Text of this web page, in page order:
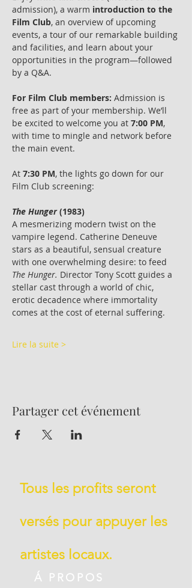
admission), a warm introduction to the
Film Club, an overview of upcoming
events, a tour of our remarkable building
and facilities, and learn about your
opportunities in the program—followed
by a Q&A.
For Film Club members: Admission is
free as part of your membership. We’ll
be excited to welcome you at 7:00 PM,
with time to mingle and network before
the main event.
At 7:30 PM, the lights go down for our
Film Club screening:
The Hunger (1983)
A mesmerizing modern twist on the
vampire legend. Catherine Deneuve
stars as a beautiful, sensual creature
with one overwhelming desire: to feed
The Hunger. Director Tony Scott guides a
stellar cast through a world of chic,
erotic decadence where immortality
comes at the cost of eternal suffering.
Lire la suite >
Partager cet événement
Tous les profits seront
versés pour appuyer les
artistes locaux.
Á PROPOS